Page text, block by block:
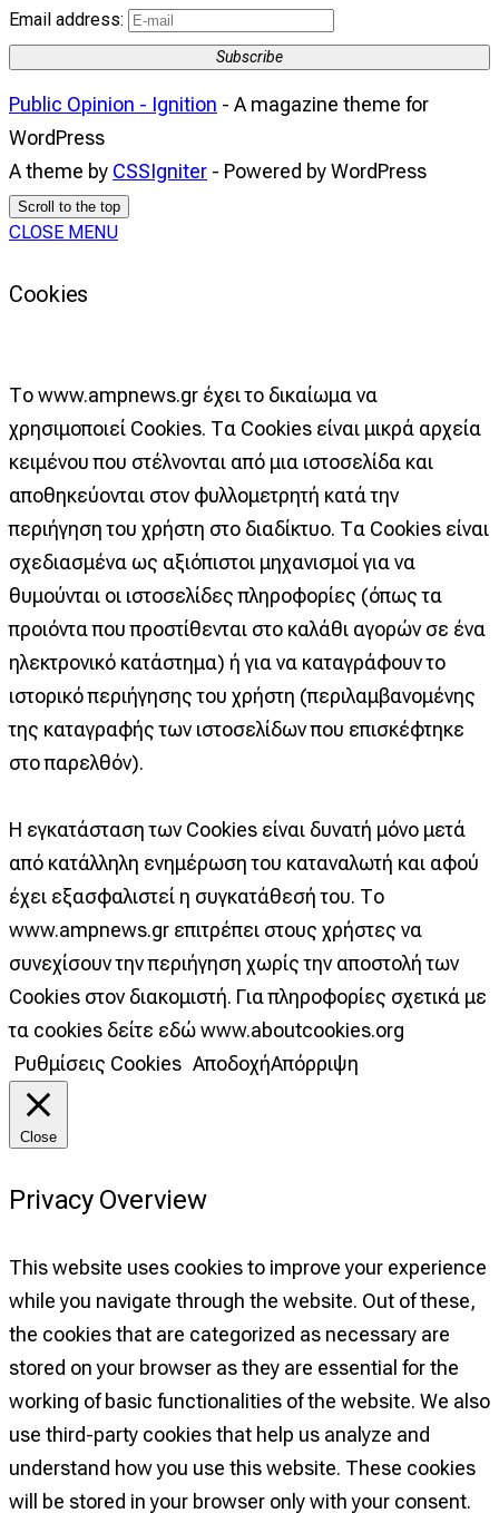
Email address:
Subscribe
Public Opinion - Ignition - A magazine theme for
WordPress
A theme by CSSIgniter - Powered by WordPress
Scroll to the top
CLOSE MENU
Cookies
Το www.ampnews.gr έχει το δικαίωμα να
χρησιμοποιεί Cookies. Τα Cookies είναι μικρά αρχεία
κειμένου που στέλνονται από μια ιστοσελίδα και
αποθηκεύονται στον φυλλομετρητή κατά την
περιήγηση του χρήστη στο διαδίκτυο. Τα Cookies είναι
σχεδιασμένα ως αξιόπιστοι μηχανισμοί για να
θυμούνται οι ιστοσελίδες πληροφορίες (όπως τα
προιόντα που προστίθενται στο καλάθι αγορών σε ένα
ηλεκτρονικό κατάστημα) ή για να καταγράφουν το
ιστορικό περιήγησης του χρήστη (περιλαμβανομένης
της καταγραφής των ιστοσελίδων που επισκέφτηκε
στο παρελθόν).
Η εγκατάσταση των Cookies είναι δυνατή μόνο μετά
από κατάλληλη ενημέρωση του καταναλωτή και αφού
έχει εξασφαλιστεί η συγκατάθεσή του. Το
www.ampnews.gr επιτρέπει στους χρήστες να
συνεχίσουν την περιήγηση χωρίς την αποστολή των
Cookies στον διακομιστή. Για πληροφορίες σχετικά με
τα cookies δείτε εδώ www.aboutcookies.org
Ρυθμίσεις Cookies ΑποδοχήΑπόρριψη
Close
Privacy Overview
This website uses cookies to improve your experience
while you navigate through the website. Out of these,
the cookies that are categorized as necessary are
stored on your browser as they are essential for the
working of basic functionalities of the website. We also
use third-party cookies that help us analyze and
understand how you use this website. These cookies
will be stored in your browser only with your consent.